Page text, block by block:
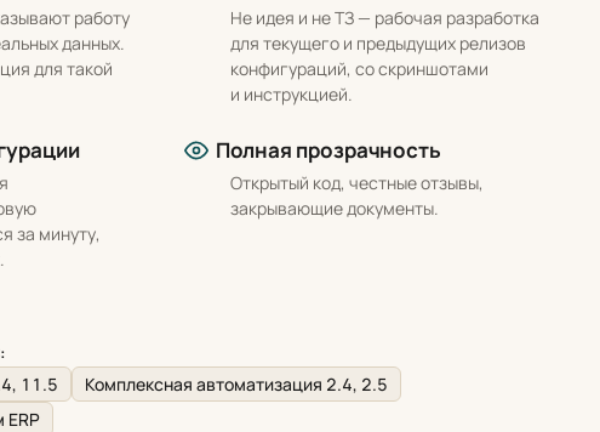
работу
данных.
для такой
Не идея и не ТЗ — рабочая разработка
для текущего и предыдущих релизов
конфигураций, со скриншотами
и инструкцией.
за минуту,
Полная прозрачность
Открытый код, честные отзывы,
закрывающие документы.
11.5
Комплексная автоматизация 2.4, 2.5
ERP